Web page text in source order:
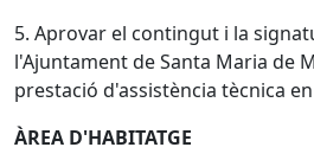
5. Aprovar el contingut i la
l'Ajuntament de Santa Maria de
prestació d'assistència tècnica
ÀREA D'HABITATGE